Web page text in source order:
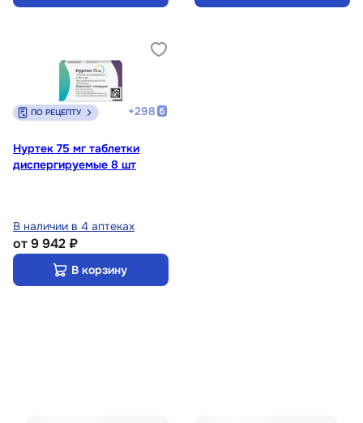
ПО РЕЦЕПТУ +298
Нуртек 75 мг таблетки
диспергируемые 8 шт
В наличии в 4 аптеках
от9 942 ₽
В корзину